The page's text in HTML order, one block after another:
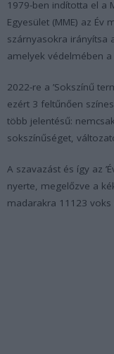
1979-ben indította el a
Egyesület (MME) az
szárnyasokra irányítsa
amelyek védelmében
2022-re a ’Sokszínű
ezért 3 feltűnően
több jelentésű:
sokszínűséget,
A szavazást és így az
nyerte, megelőzve a
madarakra 11123 voks